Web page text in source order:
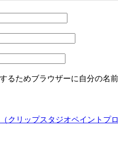
るためブラウザーに自分の名
クリップスタジオペイントプ